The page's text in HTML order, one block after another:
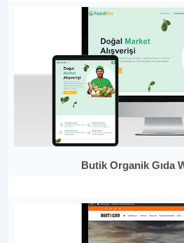
Butik Organik Gıda